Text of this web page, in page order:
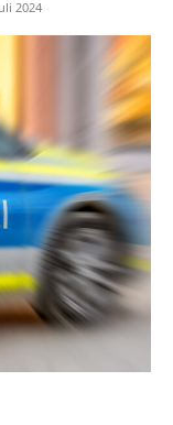
2024